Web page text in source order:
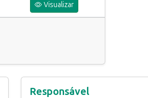
Visualizar
Responsável